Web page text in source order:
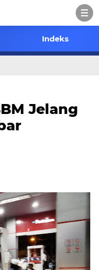
Indeks
Jelang